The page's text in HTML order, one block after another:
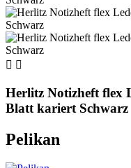
 
Herlitz Notizheft flex
Blatt kariert Schwarz
Pelikan